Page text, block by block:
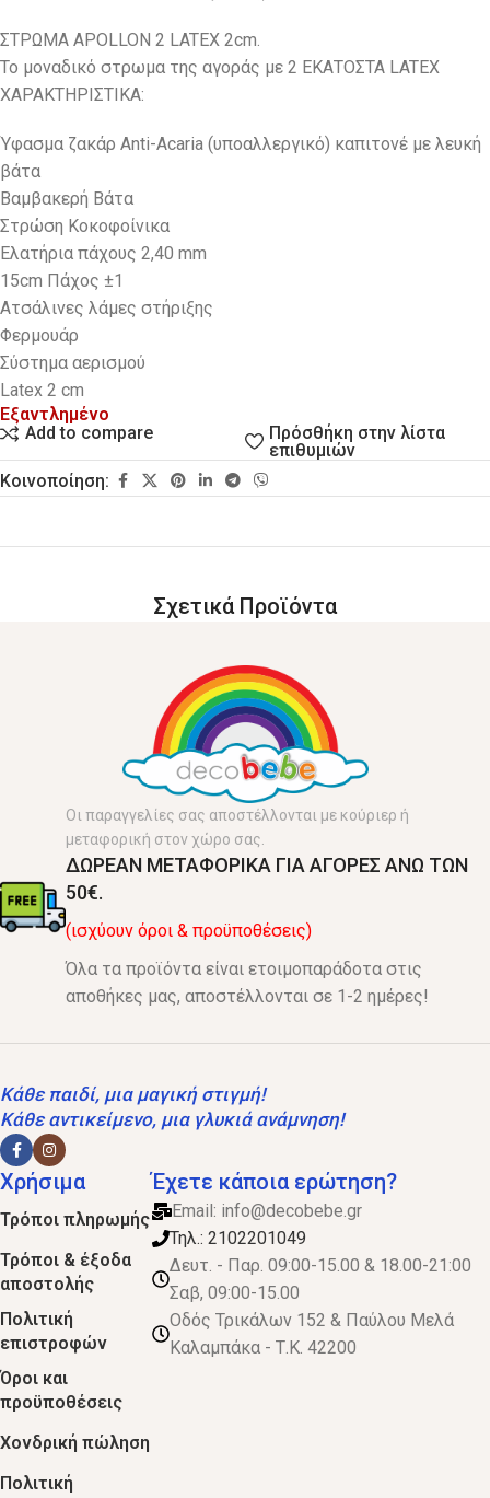
ΣΤΡΩΜΑ APOLLON 2 LATEX 2cm.
Το μοναδικό στρωμα της αγοράς με 2 ΕΚΑΤΟΣΤΑ LATEX
ΧΑΡΑΚΤΗΡΙΣΤΙΚΑ:
Ύφασμα ζακάρ Anti-Acaria (υποαλλεργικό) καπιτονέ με λευκή
βάτα
Βαμβακερή Βάτα
Στρώση Κοκοφοίνικα
Ελατήρια πάχους 2,40 mm
15cm Πάχος ±1
Ατσάλινες λάμες στήριξης
Φερμουάρ
Σύστημα αερισμού
Latex 2 cm
Εξαντλημένο
Add to compare
Πρόσθήκη στην λίστα
επιθυμιών
Κοινοποίηση:
Σχετικά Προϊόντα
Οι παραγγελίες σας αποστέλλονται με κούριερ ή
μεταφορική στον χώρο σας.
ΔΩΡΕΑΝ ΜΕΤΑΦΟΡΙΚΑ ΓΙΑ ΑΓΟΡΕΣ ΑΝΩ ΤΩΝ
50€.
(ισχύουν όροι & προϋποθέσεις)
Όλα τα προϊόντα είναι ετοιμοπαράδοτα στις
αποθήκες μας, αποστέλλονται σε 1-2 ημέρες!
Κάθε παιδί, μια μαγική στιγμή!
Κάθε αντικείμενο, μια γλυκιά ανάμνηση!
Χρήσιμα
Τρόποι πληρωμής
Τρόποι & έξοδα
αποστολής
Πολιτική
επιστροφών
Όροι και
προϋποθέσεις
Χονδρική πώληση
Πολιτική
Έχετε κάποια ερώτηση?
Email: info@decobebe.gr
Τηλ.: 2102201049
Δευτ. - Παρ. 09:00-15.00 & 18.00-21:00
Σαβ, 09:00-15.00
Οδός Τρικάλων 152 & Παύλου Μελά
Καλαμπάκα - Τ.Κ. 42200